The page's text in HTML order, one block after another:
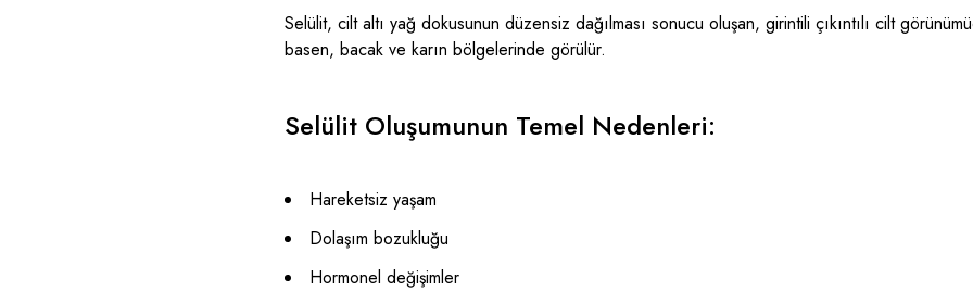
Selülit, cilt altı yağ dokusunun düzensiz dağılması sonucu oluşan, girintili çıkıntılı cilt
basen, bacak ve karın bölgelerinde görülür.
Selülit Oluşumunun Temel Nedenleri:
Hareketsiz yaşam
Dolaşım bozukluğu
Hormonel değişimler